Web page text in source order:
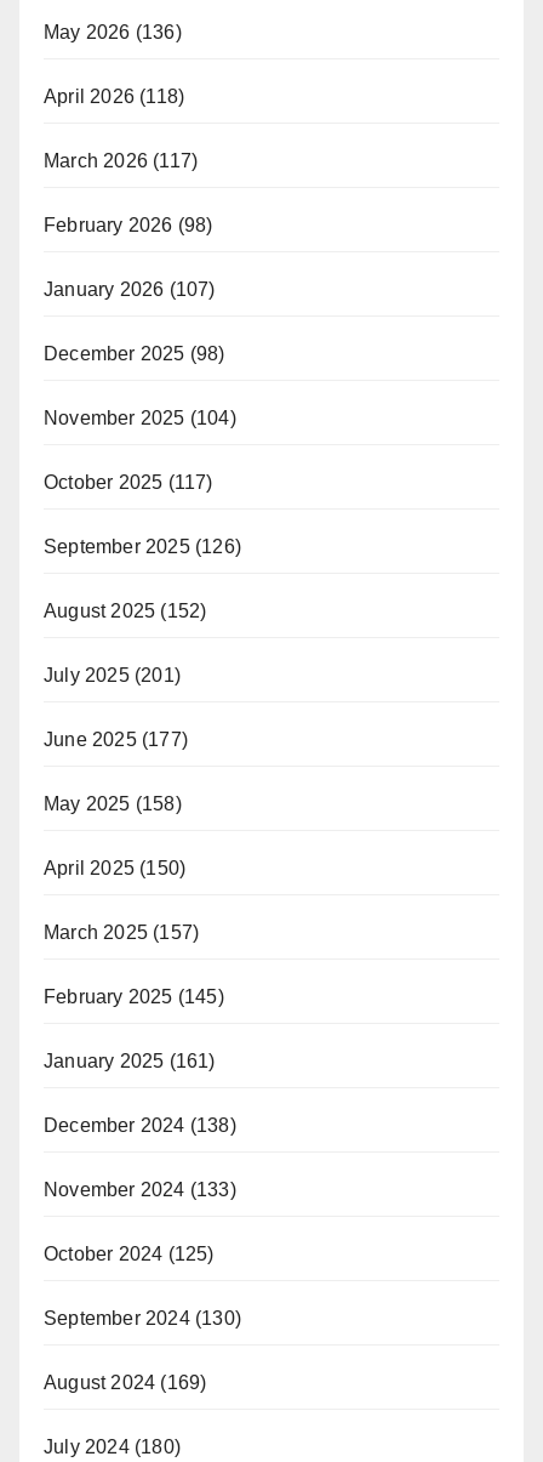
May 2026 (136)
April 2026 (118)
March 2026 (117)
February 2026 (98)
January 2026 (107)
December 2025 (98)
November 2025 (104)
October 2025 (117)
September 2025(126)
August 2025 (152)
July 2025(201)
June 2025(177)
May 2025 (158)
April 2025 (150)
March 2025 (157)
February 2025 (145)
January 2025 (161)
December 2024 (138)
November 2024 (133)
October 2024 (125)
September 2024(130)
August 2024 (169)
July 2024(180)